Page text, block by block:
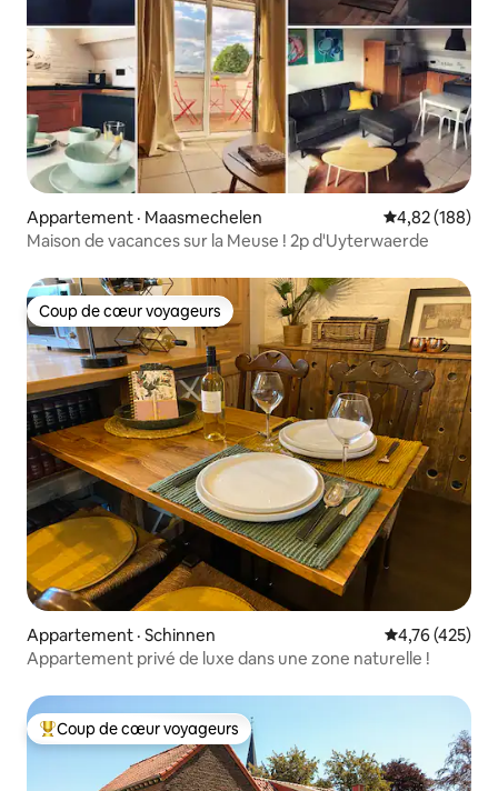
Appartement · Maasmechelen Note
4,82 (188)
Maison de vacances sur la Meuse ! 2p d'Uyterwaerde
Coup de cœur voyageurs
Coup de cœur voyageurs
Appartement · Schinnen Note
4,76 (425)
Appartement privé de luxe dans une zone naturelle !
Coup de cœur voyageurs parmi les plus aimés
Coup de cœur voyageurs